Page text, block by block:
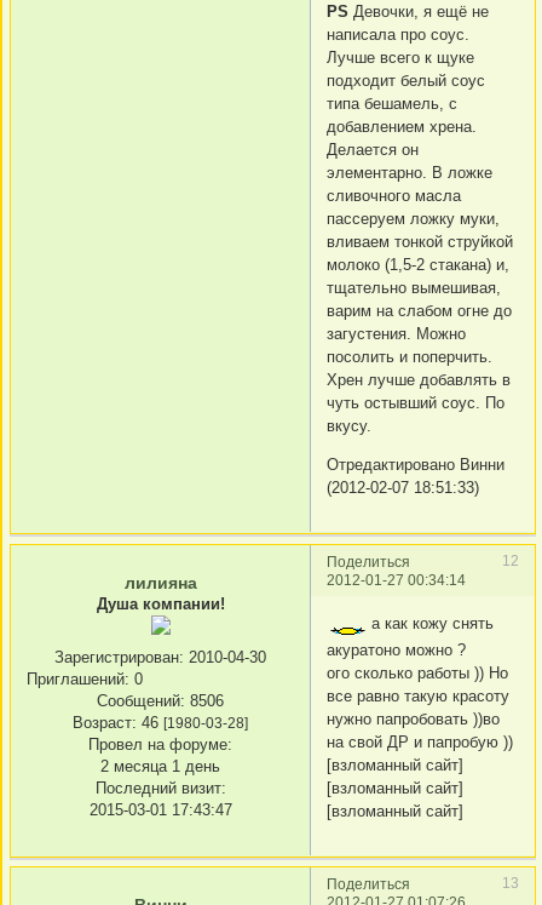
PS Девочки, я ещё не
написала про соус.
Лучше всего к щуке
подходит белый соус
типа бешамель, с
добавлением хрена.
Делается он
элементарно. В ложке
сливочного масла
пассеруем ложку муки,
вливаем тонкой струйкой
молоко (1,5-2 стакана) и,
тщательно вымешивая,
варим на слабом огне до
загустения. Можно
посолить и поперчить.
Хрен лучше добавлять в
чуть остывший соус. По
вкусу.
Отредактировано Винни
(2012-02-07 18:51:33)
Поделиться
12
2012-01-27 00:34:14
лилияна
Душа компании!
Зарегистрирован: 2010-04-30
Приглашений: 0
Сообщений: 8506
Возраст: 46 [1980-03-28]
Провел на форуме:
2 месяца 1 день
Последний визит:
2015-03-01 17:43:47
а как кожу снять
акуратоно можно ?
ого сколько работы )) Но
все равно такую красоту
нужно папробовать ))во
на свой ДР и папробую ))
[взломанный сайт]
[взломанный сайт]
[взломанный сайт]
Поделиться
13